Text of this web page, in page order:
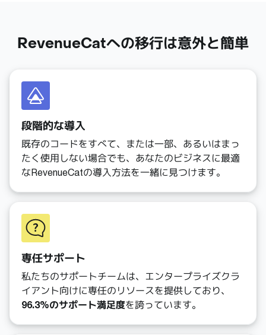
RevenueCatへの移行は意外と簡単
段階的な導入
既存のコードをすべて、または一部、あるいはまっ
たく使用しない場合でも、あなたのビジネスに最適
なRevenueCatの導入方法を一緒に見つけます。
専任サポート
私たちのサポートチームは、エンタープライズクラ
イアント向けに専任のリソースを提供しており、
96.3%のサポート満足度を誇っています。